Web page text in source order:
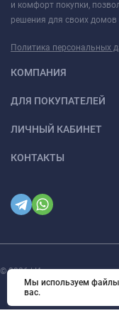
и комфорт покупки,
решения для своих
Политика персональных
КОМПАНИЯ
ДЛЯ ПОКУПАТЕЛЕЙ
ЛИЧНЫЙ КАБИНЕТ
КОНТАКТЫ
© 2026 | Интернет магазин
Мы используем
вас.